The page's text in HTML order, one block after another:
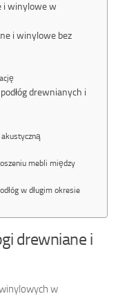
i winylowe w
i winylowe bez
drewnianych i
akustyczną
mebli między
w długim okresie
drewniane i
w